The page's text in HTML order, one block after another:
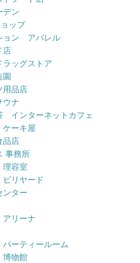
デン
ップ
ョン アパレル
店
ッグストア
用品店
ナ
インターネットカフェ
ーキ屋
品店
事務所
容室
リヤード
ンター
リーナ
ーティールーム
物館